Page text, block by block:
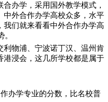
办学，采用国外教学模式，
中外合作办学高校众多，水平
们就来看看中外合作办学高
利物浦、宁波诺丁汉、温州肯
港浸会，这几所学校都是属于
办学专业的分数，比名校普